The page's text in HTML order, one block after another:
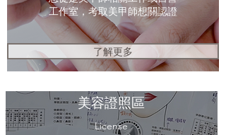
工作室，考取美甲師想關認證
了解更多
美容證照區
License